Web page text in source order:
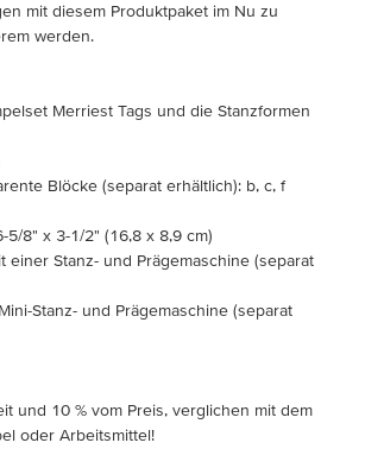
mit diesem Produktpaket im Nu zu
werden.
Merriest Tags und die Stanzformen
Blöcke (separat erhältlich): b, c, f
5/8" x 3-1/2" (16,8 x 8,9 cm)
einer Stanz- und Prägemaschine (separat
Stanz- und Prägemaschine (separat
und 10 % vom Preis, verglichen mit dem
oder Arbeitsmittel!